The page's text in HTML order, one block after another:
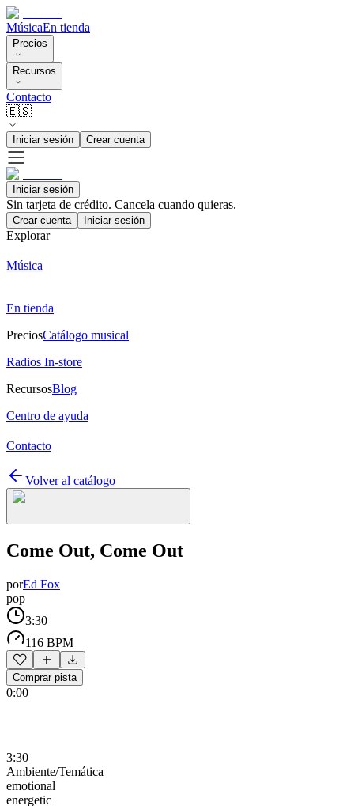
MúsicaEn tienda
Precios
Recursos
Contacto
🇪🇸
Iniciar sesión Crear cuenta
Iniciar sesión
Sin tarjeta de crédito. Cancela cuando quieras.
Crear cuenta Iniciar sesión
Explorar
Música
En tienda
PreciosCatálogo musical
Radios In-store
RecursosBlog
Centro de ayuda
Contacto
Volver al catálogo
Come Out, Come Out
porEd Fox
pop
3:30
116 BPM
Comprar pista
0:00
3:30
Ambiente/Temática
emotional
energetic